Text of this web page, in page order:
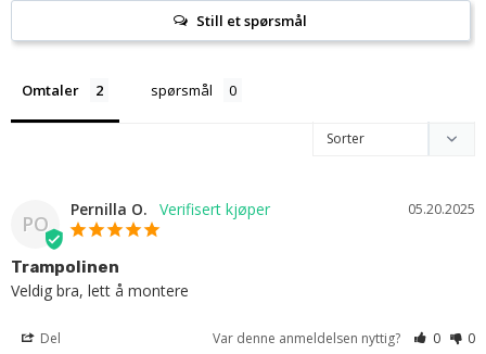
Still et spørsmål
Omtaler spørsmål
PO
05.20.2025
Pernilla O.
Trampolinen
Veldig bra, lett å montere
Del Var denne anmeldelsen nyttig? 0 0